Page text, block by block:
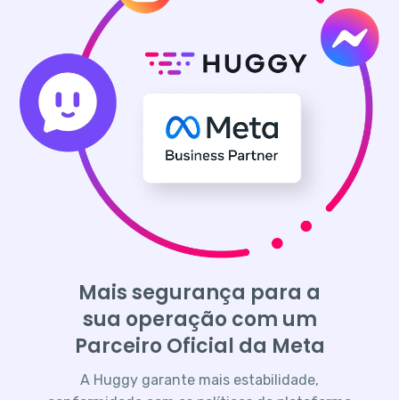
Mais segurança para a
sua operação com um
Parceiro Oficial da Meta
A Huggy garante mais estabilidade,